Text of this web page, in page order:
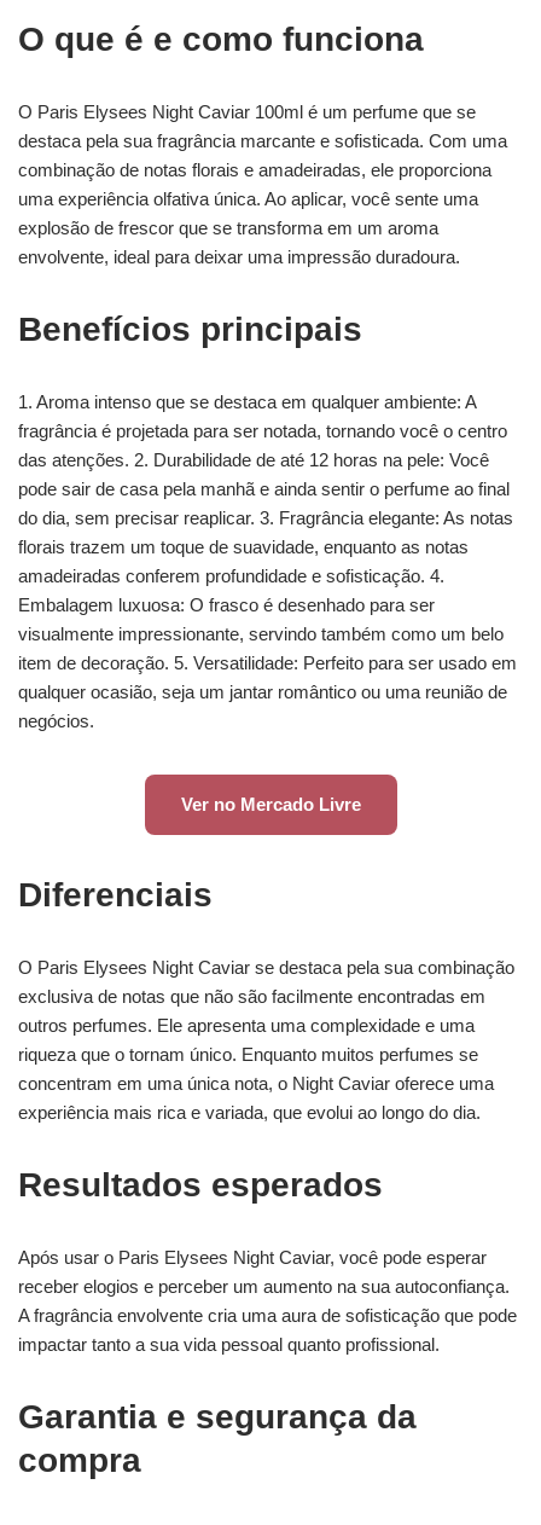
O que é e como funciona
O Paris Elysees Night Caviar 100ml é um perfume que se
destaca pela sua fragrância marcante e sofisticada. Com uma
combinação de notas florais e amadeiradas, ele proporciona
uma experiência olfativa única. Ao aplicar, você sente uma
explosão de frescor que se transforma em um aroma
envolvente, ideal para deixar uma impressão duradoura.
Benefícios principais
1. Aroma intenso que se destaca em qualquer ambiente: A
fragrância é projetada para ser notada, tornando você o centro
das atenções. 2. Durabilidade de até 12 horas na pele: Você
pode sair de casa pela manhã e ainda sentir o perfume ao final
do dia, sem precisar reaplicar. 3. Fragrância elegante: As notas
florais trazem um toque de suavidade, enquanto as notas
amadeiradas conferem profundidade e sofisticação. 4.
Embalagem luxuosa: O frasco é desenhado para ser
visualmente impressionante, servindo também como um belo
item de decoração. 5. Versatilidade: Perfeito para ser usado em
qualquer ocasião, seja um jantar romântico ou uma reunião de
negócios.
Ver no Mercado Livre
Diferenciais
O Paris Elysees Night Caviar se destaca pela sua combinação
exclusiva de notas que não são facilmente encontradas em
outros perfumes. Ele apresenta uma complexidade e uma
riqueza que o tornam único. Enquanto muitos perfumes se
concentram em uma única nota, o Night Caviar oferece uma
experiência mais rica e variada, que evolui ao longo do dia.
Resultados esperados
Após usar o Paris Elysees Night Caviar, você pode esperar
receber elogios e perceber um aumento na sua autoconfiança.
A fragrância envolvente cria uma aura de sofisticação que pode
impactar tanto a sua vida pessoal quanto profissional.
Garantia e segurança da
compra